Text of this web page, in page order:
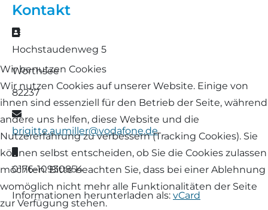
Kontakt
Adresse
Hochstaudenweg 5
Wörthsee
82237
E-Mail
brigitte.aumiller@vodafone.de
Mobil
0176-10930854
Informationen herunterladen als: vCard
Wir benutzen Cookies
Wir nutzen Cookies auf unserer Website. Einige von
ihnen sind essenziell für den Betrieb der Seite, während
andere uns helfen, diese Website und die
Nutzererfahrung zu verbessern (Tracking Cookies). Sie
können selbst entscheiden, ob Sie die Cookies zulassen
möchten. Bitte beachten Sie, dass bei einer Ablehnung
womöglich nicht mehr alle Funktionalitäten der Seite
zur Verfügung stehen.
Formulare/Download
Links Züchter-Internetseiten
Preisrichter in Bayern
Futtrationsrechner
Neueinsteiger
Fachberater in Bayern
Weißes Bergschaf
Landschaf
Rouge de Roussillon
Schwarzes Villnösser Schaf
Scottish Blackface
Shetland
Skudde